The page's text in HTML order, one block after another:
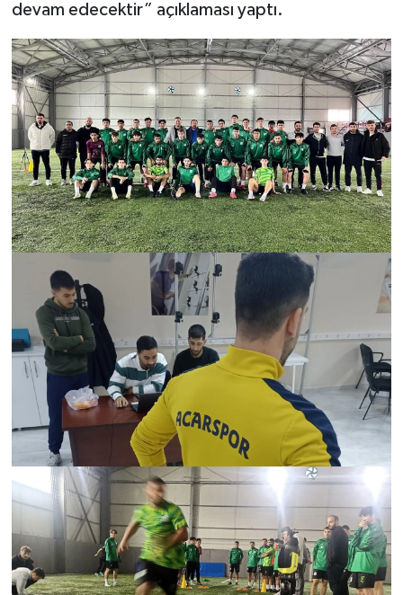
devam edecektir” açıklaması yaptı.